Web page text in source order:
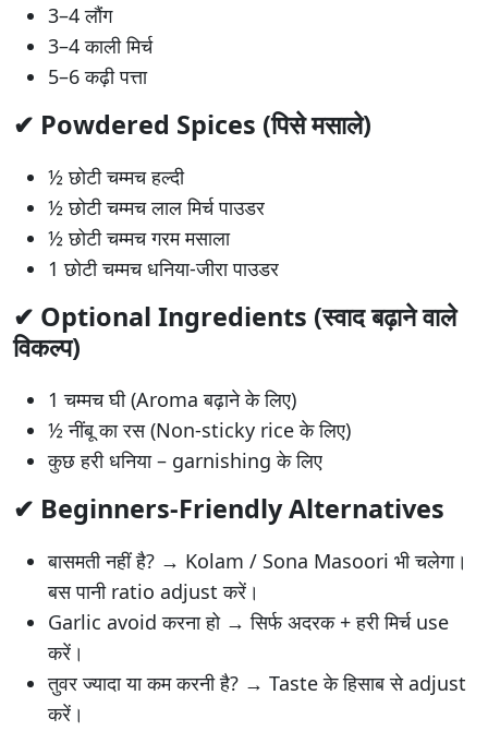
3–4 लौंग
3–4 काली मिर्च
5–6 कढ़ी पत्ता
✔ Powdered Spices (पिसे मसाले)
½ छोटी चम्मच हल्दी
½ छोटी चम्मच लाल मिर्च पाउडर
½ छोटी चम्मच गरम मसाला
1 छोटी चम्मच धनिया-जीरा पाउडर
✔ Optional Ingredients (स्वाद बढ़ाने वाले
विकल्प)
1 चम्मच घी (Aroma बढ़ाने के लिए)
½ नींबू का रस (Non-sticky rice के लिए)
कुछ हरी धनिया – garnishing के लिए
✔ Beginners-Friendly Alternatives
बासमती नहीं है? → Kolam / Sona Masoori भी चलेगा।
बस पानी ratio adjust करें।
Garlic avoid करना हो → सिर्फ अदरक + हरी मिर्च use
करें।
तुवर ज्यादा या कम करनी है? → Taste के हिसाब से adjust
करें।